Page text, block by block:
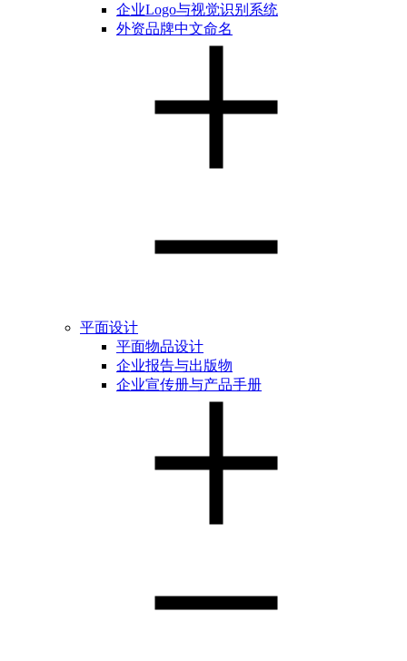
企业Logo与视觉识别系统
外资品牌中文命名
平面设计
平面物品设计
企业报告与出版物
企业宣传册与产品手册